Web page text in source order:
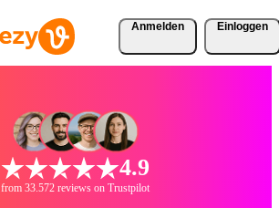
Anmelden Einloggen
4.9
from 33.572 reviews on Trustpilot